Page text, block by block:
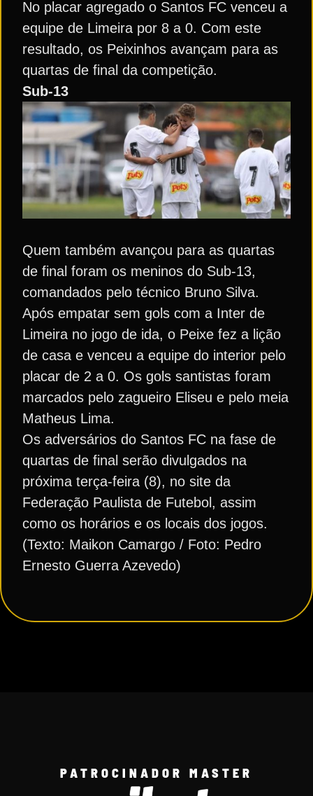
No placar agregado o Santos FC venceu a
equipe de Limeira por 8 a 0. Com este
resultado, os Peixinhos avançam para as
quartas de final da competição.
Sub-13
Quem também avançou para as quartas
de final foram os meninos do Sub-13,
comandados pelo técnico Bruno Silva.
Após empatar sem gols com a Inter de
Limeira no jogo de ida, o Peixe fez a lição
de casa e venceu a equipe do interior pelo
placar de 2 a 0. Os gols santistas foram
marcados pelo zagueiro Eliseu e pelo meia
Matheus Lima.
Os adversários do Santos FC na fase de
quartas de final serão divulgados na
próxima terça-feira (8), no site da
Federação Paulista de Futebol, assim
como os horários e os locais dos jogos.
(Texto: Maikon Camargo / Foto: Pedro
Ernesto Guerra Azevedo)
PATROCINADOR MASTER